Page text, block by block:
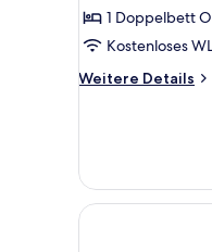
1 Doppelbett
Kostenloses
Weitere Details
Weitere